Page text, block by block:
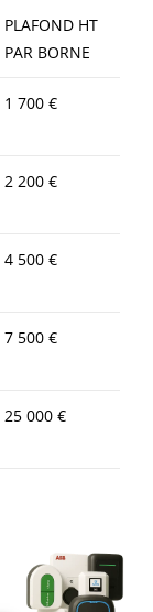
PLAFOND HT
PAR BORNE
1 700 €
2 200 €
4 500 €
7 500 €
25 000 €